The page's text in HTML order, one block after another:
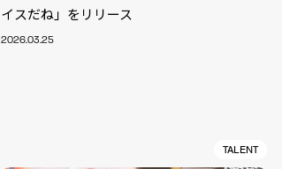
イスだね」をリリース
2026.03.25
TALENT